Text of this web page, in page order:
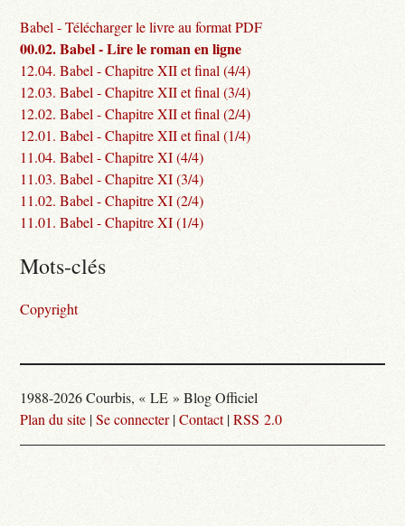
Babel - Télécharger le livre au format PDF
00.02. Babel - Lire le roman en ligne
12.04. Babel - Chapitre XII et final (4/4)
12.03. Babel - Chapitre XII et final (3/4)
12.02. Babel - Chapitre XII et final (2/4)
12.01. Babel - Chapitre XII et final (1/4)
11.04. Babel - Chapitre XI (4/4)
11.03. Babel - Chapitre XI (3/4)
11.02. Babel - Chapitre XI (2/4)
11.01. Babel - Chapitre XI (1/4)
Mots-clés
Copyright
1988-2026 Courbis, « LE » Blog Officiel
Plan du site |Se connecter|Contact|RSS 2.0